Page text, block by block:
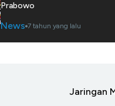
Prabowo
News 7 tahun yang lalu
Jaringan